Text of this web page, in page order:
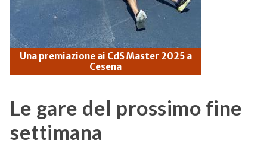
Una premiazione ai CdS Master 2025 a
Cesena
Le gare del prossimo fine
settimana